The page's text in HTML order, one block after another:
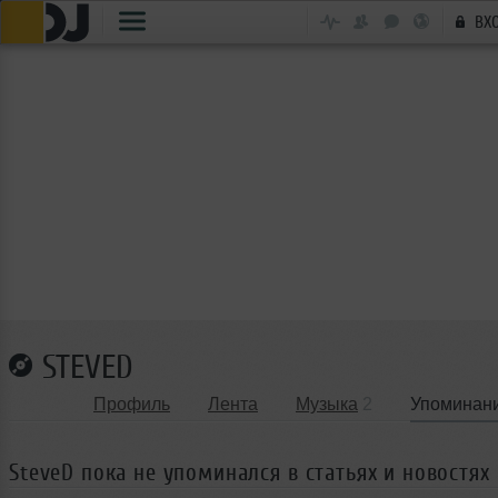
STEVED
Профиль Лента Музыка
SteveD пока не упоминался в статьях и новостях